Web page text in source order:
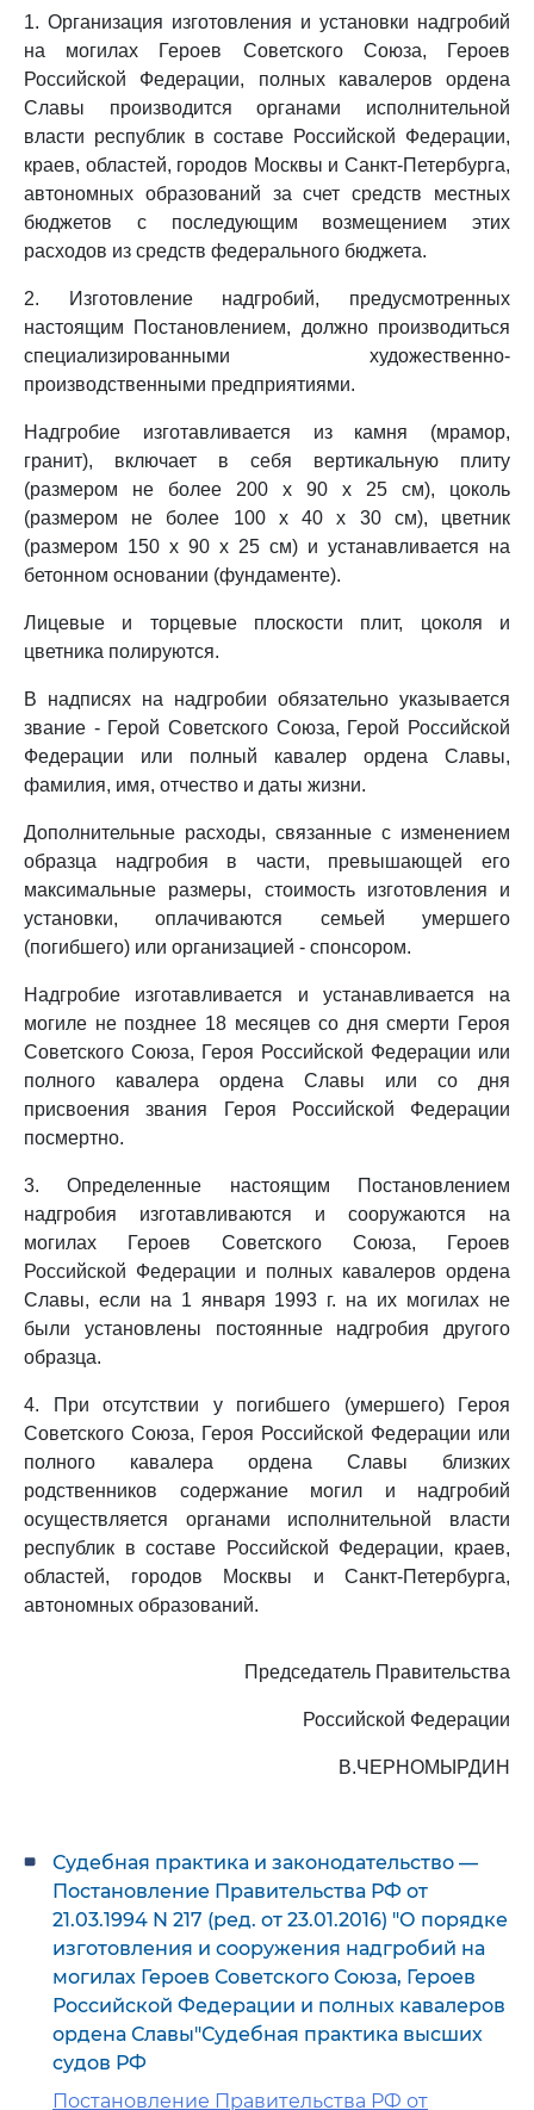
1. Организация изготовления и установки надгробий
на могилах Героев Советского Союза, Героев
Российской Федерации, полных кавалеров ордена
Славы производится органами исполнительной
власти республик в составе Российской Федерации,
краев, областей, городов Москвы и Санкт-Петербурга,
автономных образований за счет средств местных
бюджетов с последующим возмещением этих
расходов из средств федерального бюджета.
2. Изготовление надгробий, предусмотренных
настоящим Постановлением, должно производиться
специализированными художественно-
производственными предприятиями.
Надгробие изготавливается из камня (мрамор,
гранит), включает в себя вертикальную плиту
(размером не более 200 x 90 x 25 см), цоколь
(размером не более 100 x 40 x 30 см), цветник
(размером 150 x 90 x 25 см) и устанавливается на
бетонном основании (фундаменте).
Лицевые и торцевые плоскости плит, цоколя и
цветника полируются.
В надписях на надгробии обязательно указывается
звание - Герой Советского Союза, Герой Российской
Федерации или полный кавалер ордена Славы,
фамилия, имя, отчество и даты жизни.
Дополнительные расходы, связанные с изменением
образца надгробия в части, превышающей его
максимальные размеры, стоимость изготовления и
установки, оплачиваются семьей умершего
(погибшего) или организацией - спонсором.
Надгробие изготавливается и устанавливается на
могиле не позднее 18 месяцев со дня смерти Героя
Советского Союза, Героя Российской Федерации или
полного кавалера ордена Славы или со дня
присвоения звания Героя Российской Федерации
посмертно.
3. Определенные настоящим Постановлением
надгробия изготавливаются и сооружаются на
могилах Героев Советского Союза, Героев
Российской Федерации и полных кавалеров ордена
Славы, если на 1 января 1993 г. на их могилах не
были установлены постоянные надгробия другого
образца.
4. При отсутствии у погибшего (умершего) Героя
Советского Союза, Героя Российской Федерации или
полного кавалера ордена Славы близких
родственников содержание могил и надгробий
осуществляется органами исполнительной власти
республик в составе Российской Федерации, краев,
областей, городов Москвы и Санкт-Петербурга,
автономных образований.
Председатель Правительства
Российской Федерации
В.ЧЕРНОМЫРДИН
Судебная практика и законодательство —
Постановление Правительства РФ от
21.03.1994 N 217 (ред. от 23.01.2016) "О порядке
изготовления и сооружения надгробий на
могилах Героев Советского Союза, Героев
Российской Федерации и полных кавалеров
ордена Славы"Судебная практика высших
судов РФ
Постановление Правительства РФ от